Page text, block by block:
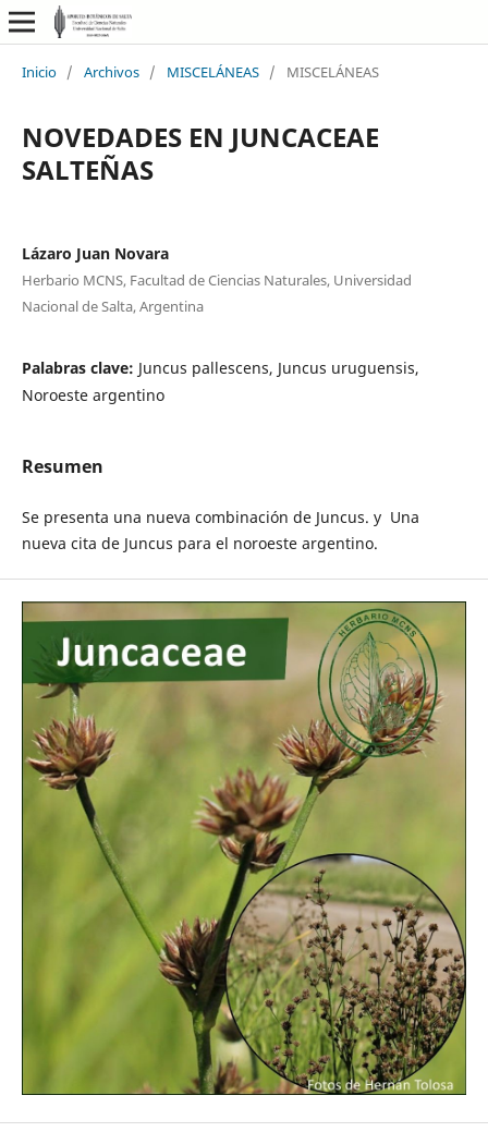
Inicio / Archivos / MISCELÁNEAS / MISCELÁNEAS
NOVEDADES EN JUNCACEAE
SALTEÑAS
Lázaro Juan Novara
Herbario MCNS, Facultad de Ciencias Naturales, Universidad
Nacional de Salta, Argentina
Palabras clave: Juncus pallescens, Juncus uruguensis,
Noroeste argentino
Resumen
Se presenta una nueva combinación de Juncus. y Una
nueva cita de Juncus para el noroeste argentino.